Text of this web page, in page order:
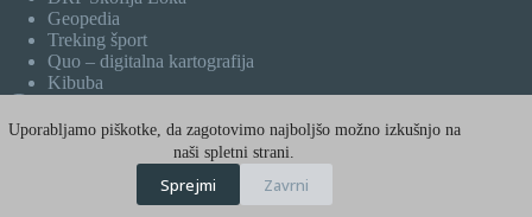
Uporabljamo piškotke, da zagotovimo najboljšo možno izkušnjo na
naši spletni strani.
Sprejmi Zavrni
Geopedia
Treking šport
Quo – digitalna kartografija
Kibuba